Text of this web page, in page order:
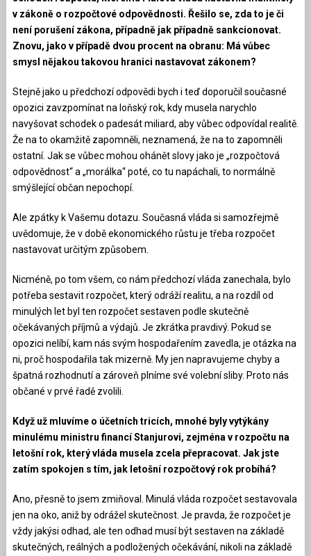
v zákoně o rozpočtové odpovědnosti. Řešilo se, zda to je či
není porušení zákona, případně jak případně sankcionovat.
Znovu, jako v případě dvou procent na obranu: Má vůbec
smysl nějakou takovou hranici nastavovat zákonem?
Stejně jako u předchozí odpovědi bych i teď doporučil současné
opozici zavzpomínat na loňský rok, kdy musela narychlo
navyšovat schodek o padesát miliard, aby vůbec odpovídal realitě.
Že na to okamžitě zapomněli, neznamená, že na to zapomněli
ostatní. Jak se vůbec mohou ohánět slovy jako je „rozpočtová
odpovědnost“ a „morálka“ poté, co tu napáchali, to normálně
smýšlející občan nepochopí.
Ale zpátky k Vašemu dotazu. Současná vláda si samozřejmě
uvědomuje, že v době ekonomického růstu je třeba rozpočet
nastavovat určitým způsobem.
Nicméně, po tom všem, co nám předchozí vláda zanechala, bylo
potřeba sestavit rozpočet, který odráží realitu, a na rozdíl od
minulých let byl ten rozpočet sestaven podle skutečně
očekávaných příjmů a výdajů. Je zkrátka pravdivý. Pokud se
opozici nelíbí, kam nás svým hospodařením zavedla, je otázka na
ni, proč hospodařila tak mizerně. My jen napravujeme chyby a
špatná rozhodnutí a zároveň plníme své volební sliby. Proto nás
občané v prvé řadě zvolili.
Když už mluvíme o účetních tricích, mnohé byly vytýkány
minulému ministru financí Stanjurovi, zejména v rozpočtu na
letošní rok, který vláda musela zcela přepracovat. Jak jste
zatím spokojen s tím, jak letošní rozpočtový rok probíhá?
Ano, přesně to jsem zmiňoval. Minulá vláda rozpočet sestavovala
jen na oko, aniž by odrážel skutečnost. Je pravda, že rozpočet je
vždy jakýsi odhad, ale ten odhad musí být sestaven na základě
skutečných, reálných a podložených očekávání, nikoli na základě